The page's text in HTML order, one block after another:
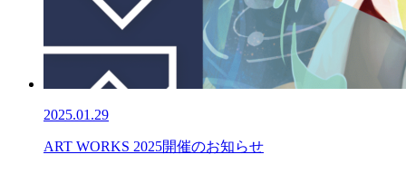
2025.01.29
ART WORKS 2025開催のお知らせ